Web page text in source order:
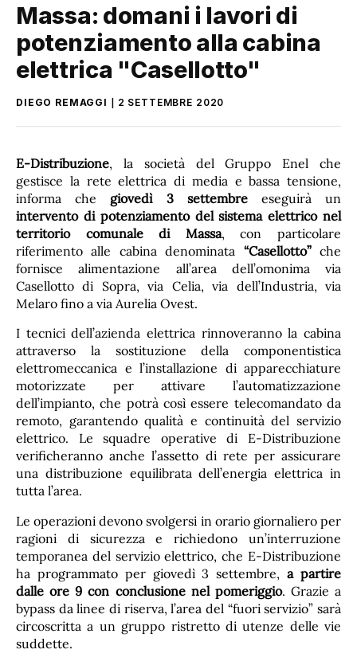
Massa: domani i lavori di
potenziamento alla cabina
elettrica "Casellotto"
DIEGO REMAGGI 2 SETTEMBRE 2020
E-Distribuzione, la società del Gruppo Enel che
gestisce la rete elettrica di media e bassa tensione,
informa che giovedì 3 settembreeseguirà un
intervento di potenziamento del sistema elettrico nel
territorio comunale di Massa, con particolare
riferimento alle cabina denominata “Casellotto”che
fornisce alimentazione all’area dell’omonima via
Casellotto di Sopra, via Celia, via dell’Industria, via
Melaro fino a via Aurelia Ovest.
I tecnici dell’azienda elettrica rinnoveranno la cabina
attraverso la sostituzione della componentistica
elettromeccanica e l’installazione di apparecchiature
motorizzate per attivare l’automatizzazione
dell’impianto, che potrà così essere telecomandato da
remoto, garantendo qualità e continuità del servizio
elettrico. Le squadre operative di E-Distribuzione
verificheranno anche l’assetto di rete per assicurare
una distribuzione equilibrata dell’energia elettrica in
tutta l’area.
Le operazioni devono svolgersi in orario giornaliero per
ragioni di sicurezza e richiedono un’interruzione
temporanea del servizio elettrico, che E-Distribuzione
ha programmato per giovedì 3 settembre,a partire
dalle ore 9 con conclusione nel pomeriggio. Grazie a
bypass da linee di riserva, l’area del “fuori servizio” sarà
circoscritta a un gruppo ristretto di utenze delle vie
suddette.